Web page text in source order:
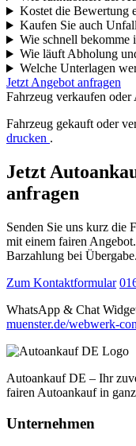
Kostet die Bewertung
Kaufen Sie auch
Wie schnell bekomme
Wie läuft Abholung
Welche Unterlagen
Jetzt Angebot anfragen
Fahrzeug verkaufen
Fahrzeug gekauft oder
drucken .
Jetzt
anfragen
Senden Sie uns kurz die
mit einem fairen
Barzahlung bei Übergabe.
Zum Kontaktformular
WhatsApp & Chat
muenster.de/webwerk-
Autoankauf DE – Ihr
fairen Autoankauf in
Unternehmen